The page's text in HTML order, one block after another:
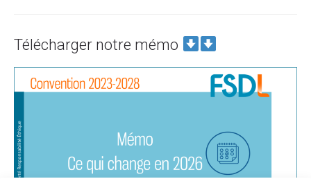
Télécharger notre mémo